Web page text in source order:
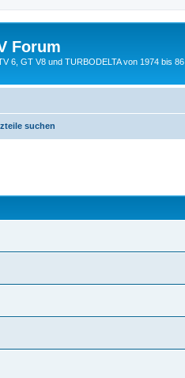
Forum
6, GT V8 und TURBODELTA von 1974 bis 86
suchen